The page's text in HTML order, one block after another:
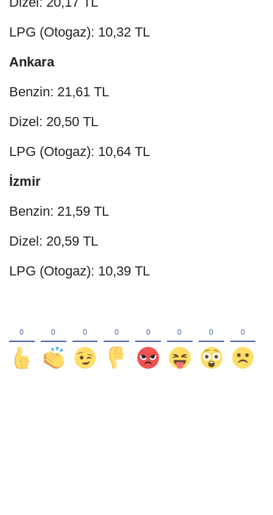
LPG (Otogaz): 10,32 TL
Ankara
Benzin: 21,61 TL
Dizel: 20,50 TL
LPG (Otogaz): 10,64 TL
İzmir
Benzin: 21,59 TL
Dizel: 20,59 TL
LPG (Otogaz): 10,39 TL